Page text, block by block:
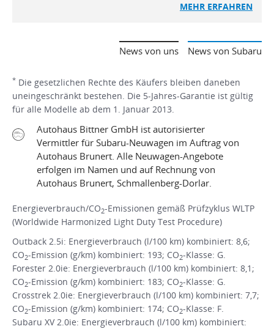
MEHR ERFAHREN
News von Subaru
News von uns
* Die gesetzlichen Rechte des Käufers bleiben daneben
uneingeschränkt bestehen. Die 5-Jahres-Garantie ist gültig
für alle Modelle ab dem 1. Januar 2013.
Autohaus Bittner GmbH ist autorisierter
Vermittler für Subaru-Neuwagen im Auftrag von
Autohaus Brunert. Alle Neuwagen-Angebote
erfolgen im Namen und auf Rechnung von
Autohaus Brunert, Schmallenberg-Dorlar.
Energieverbrauch/CO2-Emissionen gemäß Prüfzyklus WLTP
(Worldwide Harmonized Light Duty Test Procedure)
Outback 2.5i: Energieverbrauch (l/100 km) kombiniert: 8,6;
CO2-Emission (g/km) kombiniert: 193; CO2-Klasse: G.
Forester 2.0ie: Energieverbrauch (l/100 km) kombiniert: 8,1;
CO2-Emission (g/km) kombiniert: 183; CO2-Klasse: G.
Crosstrek 2.0ie: Energieverbrauch (l/100 km) kombiniert: 7,7;
CO2-Emission (g/km) kombiniert: 174; CO2-Klasse: F.
Subaru XV 2.0ie: Energieverbrauch (l/100 km) kombiniert: